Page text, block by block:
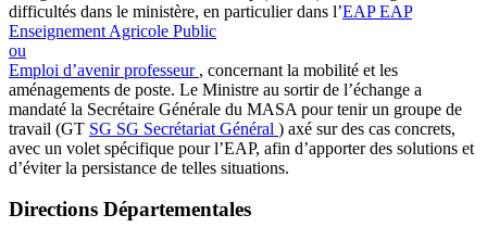
difficultés dans le ministère, en particulier dans l’EAP EAP
Enseignement Agricole Public
ou
Emploi d’avenir professeur , concernant la mobilité et les
aménagements de poste. Le Ministre au sortir de l’échange a
mandaté la Secrétaire Générale du MASA pour tenir un groupe de
travail (GT SG SG Secrétariat Général ) axé sur des cas concrets,
avec un volet spécifique pour l’EAP, afin d’apporter des solutions et
d’éviter la persistance de telles situations.
Directions Départementales